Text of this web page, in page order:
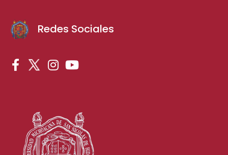
Redes Sociales